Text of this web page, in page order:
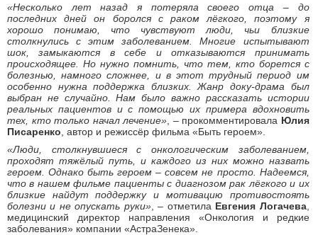
«Несколько лет назад я потеряла своего отца – до
последних дней он боролся с раком лёгкого, поэтому я
хорошо понимаю, что чувствуют люди, чьи близкие
столкнулись с этим заболеванием. Многие испытывают
шок, замыкаются в себе и отказываются принимать
происходящее. Но нужно помнить, что тем, кто борется с
болезнью, намного сложнее, и в этот трудный период им
особенно нужна поддержка близких. Жанр доку-драма был
выбран не случайно. Нам было важно рассказать истории
реальных пациентов и с помощью их примера вдохновить
тех, кто только начал лечение» , – прокомментировала Юлия
Писаренко , автор и режиссёр фильма «Быть героем».
«Люди, столкнувшиеся с онкологическим заболеванием,
проходят тяжёлый путь, и каждого из них можно назвать
героем. Однако быть героем – совсем не просто. Надеемся,
что в нашем фильме пациенты с диагнозом рак лёгкого и их
близкие найдут поддержку и мотивацию противостоять
болезни и не опускать руки», – отметила Евгения Логачева,
медицинский директор направления «Онкология и редкие
заболевания» компании «АстраЗенека».